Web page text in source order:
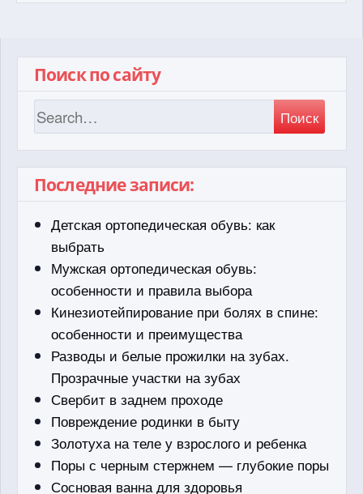
Поиск по сайту
Поиск
Последние записи:
Детская ортопедическая обувь: как
выбрать
Мужская ортопедическая обувь:
особенности и правила выбора
Кинезиотейпирование при болях в спине:
особенности и преимущества
Разводы и белые прожилки на зубах.
Прозрачные участки на зубах
Свербит в заднем проходе
Повреждение родинки в быту
Золотуха на теле у взрослого и ребенка
Поры с черным стержнем — глубокие поры
Сосновая ванна для здоровья